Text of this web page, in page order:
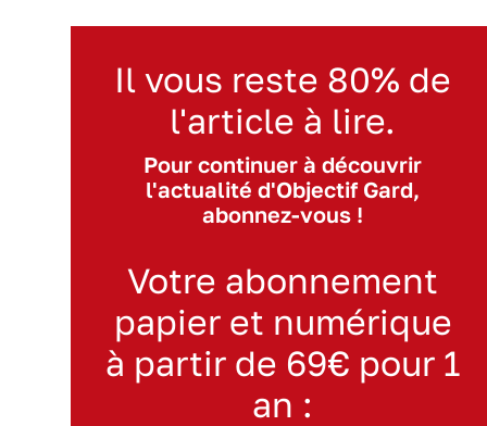
Il vous reste 80% de
l'article à lire.
Pour continuer à découvrir
l'actualité d'Objectif Gard,
abonnez-vous !
Votre abonnement
papier et numérique
à partir de 69€ pour 1
an :